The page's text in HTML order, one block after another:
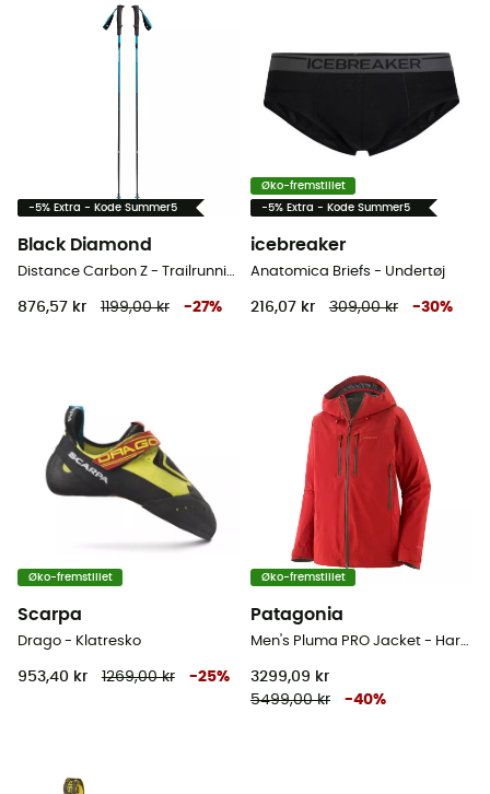
-5% Extra - Kode Summer5
Black Diamond
Distance Carbon Z - Trailrunning-stave
876,57 kr 1199,00 kr -27%
Øko-fremstillet
-5% Extra - Kode Summer5
icebreaker
Anatomica Briefs - Undertøj
216,07 kr 309,00 kr -30%
Øko-fremstillet
Scarpa
Drago - Klatresko
953,40 kr 1269,00 kr -25%
Øko-fremstillet
Patagonia
Men's Pluma PRO Jacket - Hardshell jakke - Herrer
3299,09 kr
5499,00 kr
-40%